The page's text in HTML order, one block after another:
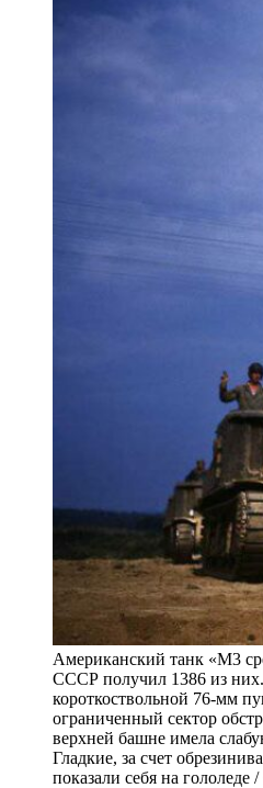
Американский танк «М3
СССР получил 1386 из
короткоствольной 76-мм
ограниченный сектор
верхней башне имела
Гладкие, за счет
показали себя на